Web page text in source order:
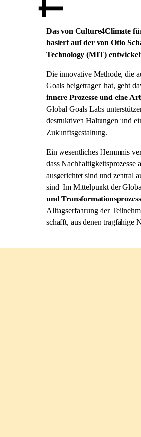
Das von Culture4Climate
basiert auf der von Otto
Technology (MIT)
Die innovative Methode, die
Goals beigetragen hat, geht
innere Prozesse und eine
Global Goals Labs
destruktiven Haltungen und
Zukunftsgestaltung.
Ein wesentliches Hemmnis
dass Nachhaltigkeitsprozesse
ausgerichtet sind und zentral
sind. Im Mittelpunkt der
und Transformationsprozess
Alltagserfahrung der
schafft, aus denen tragfähige